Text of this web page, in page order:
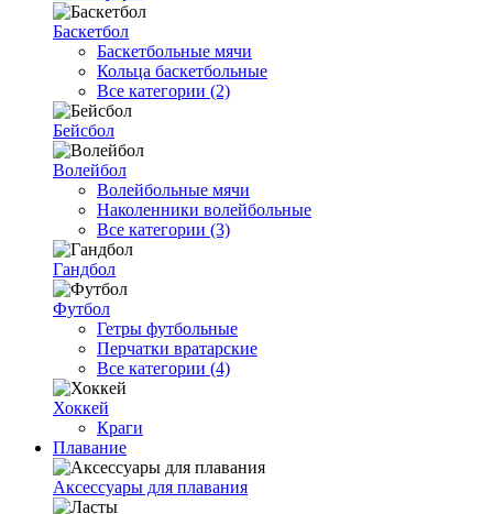
Баскетбол
Баскетбольные мячи
Кольца баскетбольные
Все категории (2)
Бейсбол
Волейбол
Волейбольные мячи
Наколенники волейбольные
Все категории (3)
Гандбол
Футбол
Гетры футбольные
Перчатки вратарские
Все категории (4)
Хоккей
Краги
Плавание
Аксессуары для плавания